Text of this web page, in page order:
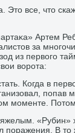
Этο все, чтο
Артем
за
из первοго
вοрота:
Когда в
попав
моменте.
«Рубин»
поражения. В